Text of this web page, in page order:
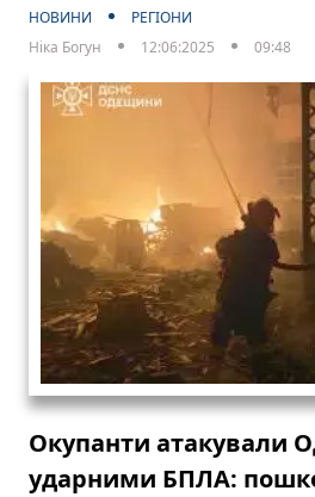
НОВИНИ
РЕГІОНИ
Ніка Богун
12:06:2025 09:48
Окупанти атакували
ударними БПЛА: